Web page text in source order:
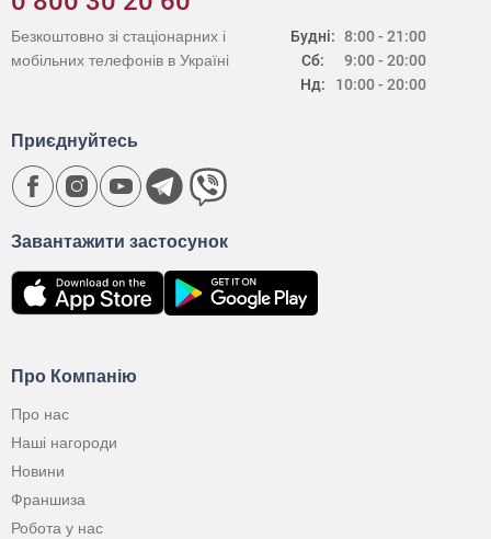
Будні:
Сб:
Нд:
8:00 - 21:00
9:00 - 20:00
10:00 - 20:00
Безкоштовно зі стаціонарних і
мобільних телефонів в Україні
Про Компанію
Про нас
Наші нагороди
Новини
Франшиза
Робота у нас
Завантажити застосунок
Приєднуйтесь